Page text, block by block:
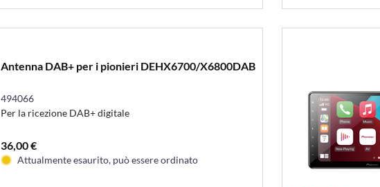
Antenna DAB+ per i pionieri DEHX6700/X6800DAB
494066
Per la ricezione DAB+ digitale
36,00 €
Attualmente esaurito, può essere ordinato